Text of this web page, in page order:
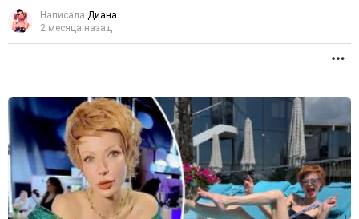
Написала Диана
2 месяца назад